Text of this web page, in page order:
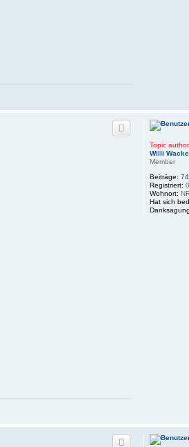
Topic author
Willi
Member
Beiträge:
Registriert:
Wohnort:
Hat sich